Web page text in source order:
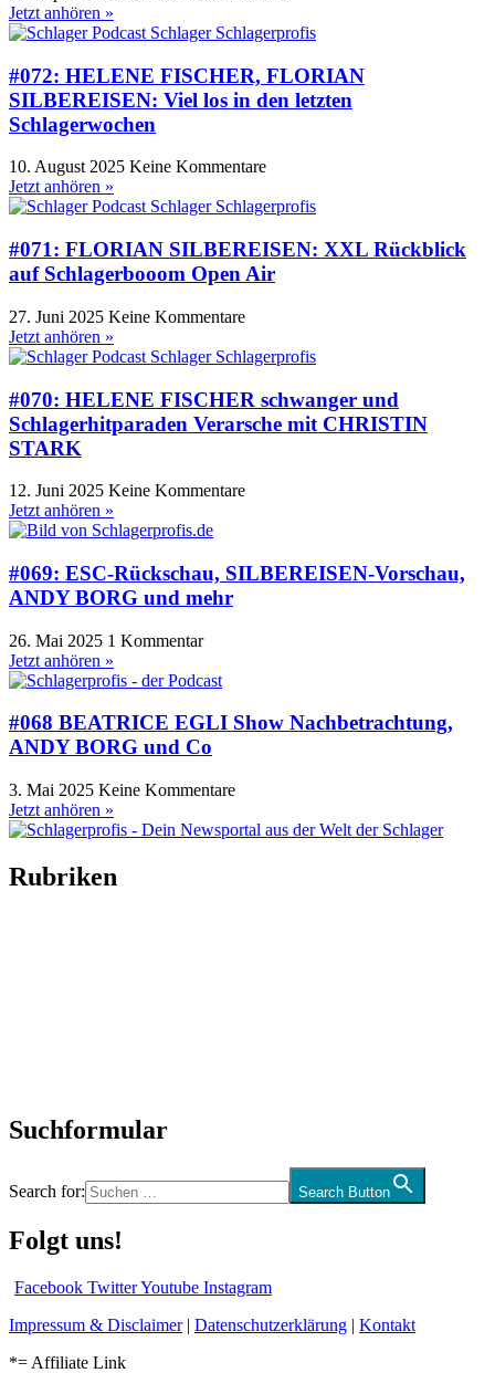
Jetzt anhören »
#072: HELENE FISCHER, FLORIAN
SILBEREISEN: Viel los in den letzten
Schlagerwochen
10. August 2025 Keine Kommentare
Jetzt anhören »
#071: FLORIAN SILBEREISEN: XXL Rückblick
auf Schlagerbooom Open Air
27. Juni 2025 Keine Kommentare
Jetzt anhören »
#070: HELENE FISCHER schwanger und
Schlagerhitparaden Verarsche mit CHRISTIN
STARK
12. Juni 2025 Keine Kommentare
Jetzt anhören »
#069: ESC-Rückschau, SILBEREISEN-Vorschau,
ANDY BORG und mehr
26. Mai 2025 1 Kommentar
Jetzt anhören »
#068 BEATRICE EGLI Show Nachbetrachtung,
ANDY BORG und Co
3. Mai 2025 Keine Kommentare
Jetzt anhören »
Rubriken
Suchformular
Search for: Search Button
Folgt uns!
Facebook TwitterYoutube Instagram
Impressum & Disclaimer| Datenschutzerklärung | Kontakt
*= Affiliate Link